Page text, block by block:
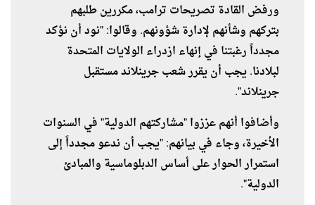
ورفض القادة تصريحات ترامب، مكررين طلبهم
بتركهم وشأنهم لإدارة شؤونهم. وقالوا: "نود أن نؤكد
مجدداً رغبتنا في إنهاء ازدراء الولايات المتحدة
لبلادنا. يجب أن يقرر شعب جرينلاند مستقبل
جرينلاند".
وأضافوا أنهم عززوا "مشاركتهم الدولية" في السنوات
الأخيرة، وجاء في بيانهم: "يجب أن ندعو مجدداً إلى
استمرار الحوار على أساس الدبلوماسية والمبادئ
الدولية".